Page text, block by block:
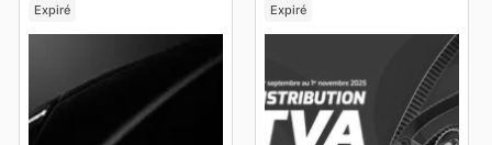
Expiré Expiré